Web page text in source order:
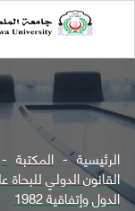
الرئيسية المكتبة
القانون الدولي
الدول وإتفاقية 1982